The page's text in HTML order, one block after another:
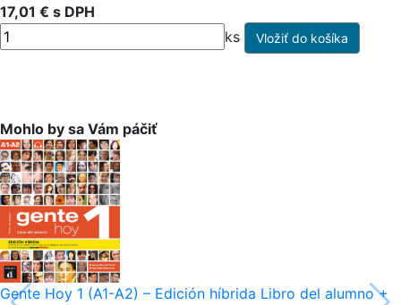
17,01 € s DPH
ks
Mohlo by sa Vám páčiť
Gente Hoy 1 (A1-A2) – Edición híbrida Libro del alumno +